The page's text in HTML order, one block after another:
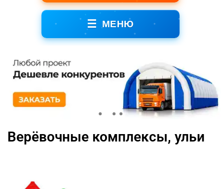
☰ МЕНЮ
Верёвочные комплексы, ульи